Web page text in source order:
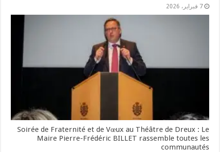
7 فبراير، 2026
Soirée de Fraternité et de Vœux au Théâtre de Dreux : Le
Maire Pierre-Frédéric BILLET rassemble toutes les
communautés